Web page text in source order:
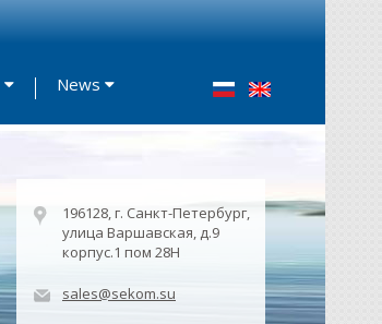
News
196128, г. Санкт-Петербург,
улица Варшавская, д.9
корпус.1 пом 28Н
sales@sekom.su